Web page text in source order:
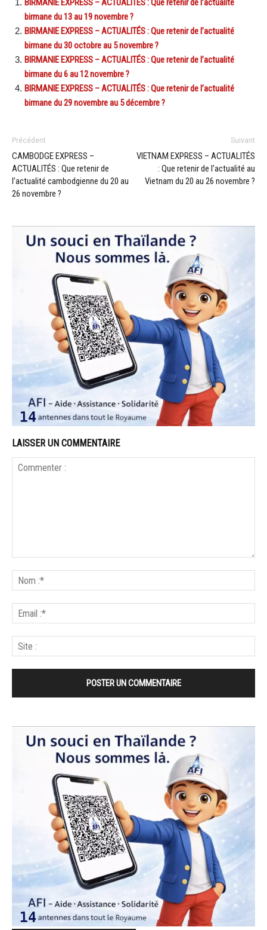
BIRMANIE EXPRESS – ACTUALITÉS : Que retenir de l’actualité
birmane du 13 au 19 novembre ?
BIRMANIE EXPRESS – ACTUALITÉS : Que retenir de l’actualité
birmane du 30 octobre au 5 novembre ?
BIRMANIE EXPRESS – ACTUALITÉS : Que retenir de l’actualité
birmane du 6 au 12 novembre ?
BIRMANIE EXPRESS – ACTUALITÉS : Que retenir de l’actualité
birmane du 29 novembre au 5 décembre ?
Précédent
CAMBODGE EXPRESS –
ACTUALITÉS : Que retenir de
l’actualité cambodgienne du 20 au
26 novembre ?
Suivant
VIETNAM EXPRESS – ACTUALITÉS
: Que retenir de l’actualité au
Vietnam du 20 au 26 novembre ?
LAISSER UN COMMENTAIRE